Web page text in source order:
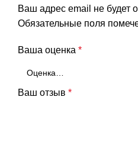
Ваш адрес email не будет
Обязательные поля
Ваша оценка *
Ваш отзыв *